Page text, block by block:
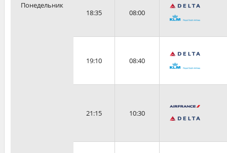
Понедельник
18:35 08:00
19:10 08:40
21:15 10:30